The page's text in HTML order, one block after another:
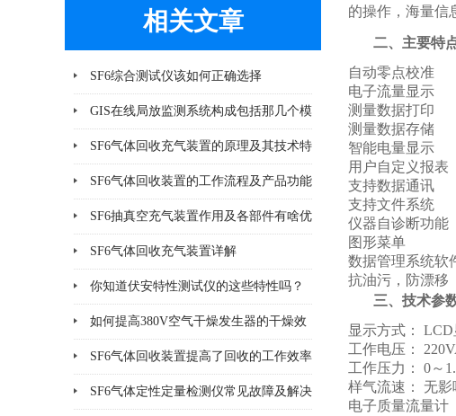
相关文章
SF6综合测试仪该如何正确选择
GIS在线局放监测系统构成包括那几个模
块
SF6气体回收充气装置的原理及其技术特
点分析
SF6气体回收装置的工作流程及产品功能
说明
SF6抽真空充气装置作用及各部件有啥优
势
SF6气体回收充气装置详解
你知道伏安特性测试仪的这些特性吗？
如何提高380V空气干燥发生器的干燥效
率？
SF6气体回收装置提高了回收的工作效率
SF6气体定性定量检测仪常见故障及解决
的操作，海量信
二、主要特
自动零点校准
电子流量显示
测量数据打印
测量数据存储
智能电量显示
用户自定义报表
支持数据通讯
支持文件系统
仪器自诊断功能
图形菜单
数据管理系统软
抗油污，防漂移
三、技术参
显示方式：
工作电压：
工作压力： 0～
样气流速： 无影
电子质量流量计